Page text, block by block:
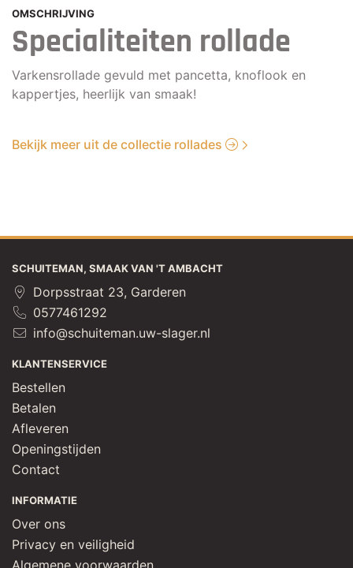
OMSCHRIJVING
Specialiteiten rollade
Varkensrollade gevuld met pancetta, knoflook en
kappertjes, heerlijk van smaak!
Bekijk meer uit de collectie rollades
SCHUITEMAN, SMAAK VAN 'T AMBACHT
Dorpsstraat 23, Garderen
0577461292
info@schuiteman.uw-slager.nl
KLANTENSERVICE
Bestellen
Betalen
Afleveren
Openingstijden
Contact
INFORMATIE
Over ons
Privacy en veiligheid
Algemene voorwaarden